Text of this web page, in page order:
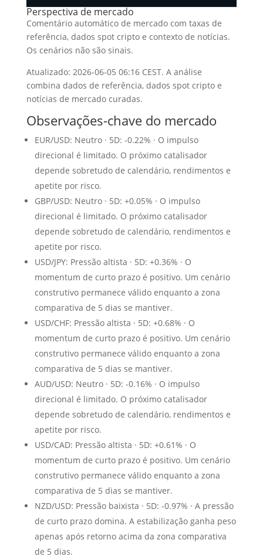
Perspectiva de mercado
Comentário automático de mercado com taxas de
referência, dados spot cripto e contexto de notícias.
Os cenários não são sinais.
Atualizado: 2026-06-05 06:16 CEST. A análise
combina dados de referência, dados spot cripto e
notícias de mercado curadas.
Observações-chave do mercado
EUR/USD: Neutro · 5D: -0.22% · O impulso
direcional é limitado. O próximo catalisador
depende sobretudo de calendário, rendimentos e
apetite por risco.
GBP/USD: Neutro · 5D: +0.05% · O impulso
direcional é limitado. O próximo catalisador
depende sobretudo de calendário, rendimentos e
apetite por risco.
USD/JPY: Pressão altista · 5D: +0.36% · O
momentum de curto prazo é positivo. Um cenário
construtivo permanece válido enquanto a zona
comparativa de 5 dias se mantiver.
USD/CHF: Pressão altista · 5D: +0.68% · O
momentum de curto prazo é positivo. Um cenário
construtivo permanece válido enquanto a zona
comparativa de 5 dias se mantiver.
AUD/USD: Neutro · 5D: -0.16% · O impulso
direcional é limitado. O próximo catalisador
depende sobretudo de calendário, rendimentos e
apetite por risco.
USD/CAD: Pressão altista · 5D: +0.61% · O
momentum de curto prazo é positivo. Um cenário
construtivo permanece válido enquanto a zona
comparativa de 5 dias se mantiver.
NZD/USD: Pressão baixista · 5D: -0.97% · A pressão
de curto prazo domina. A estabilização ganha peso
apenas após retorno acima da zona comparativa
de 5 dias.